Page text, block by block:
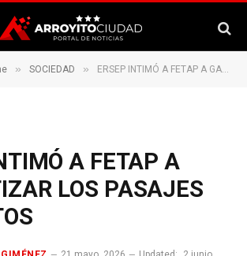
» SOCIEDAD » ERSEP INTIMÓ A FETAP A GARANTIZAR LOS PASAJES GRATUITOS
A FETAP A
LOS PASAJES